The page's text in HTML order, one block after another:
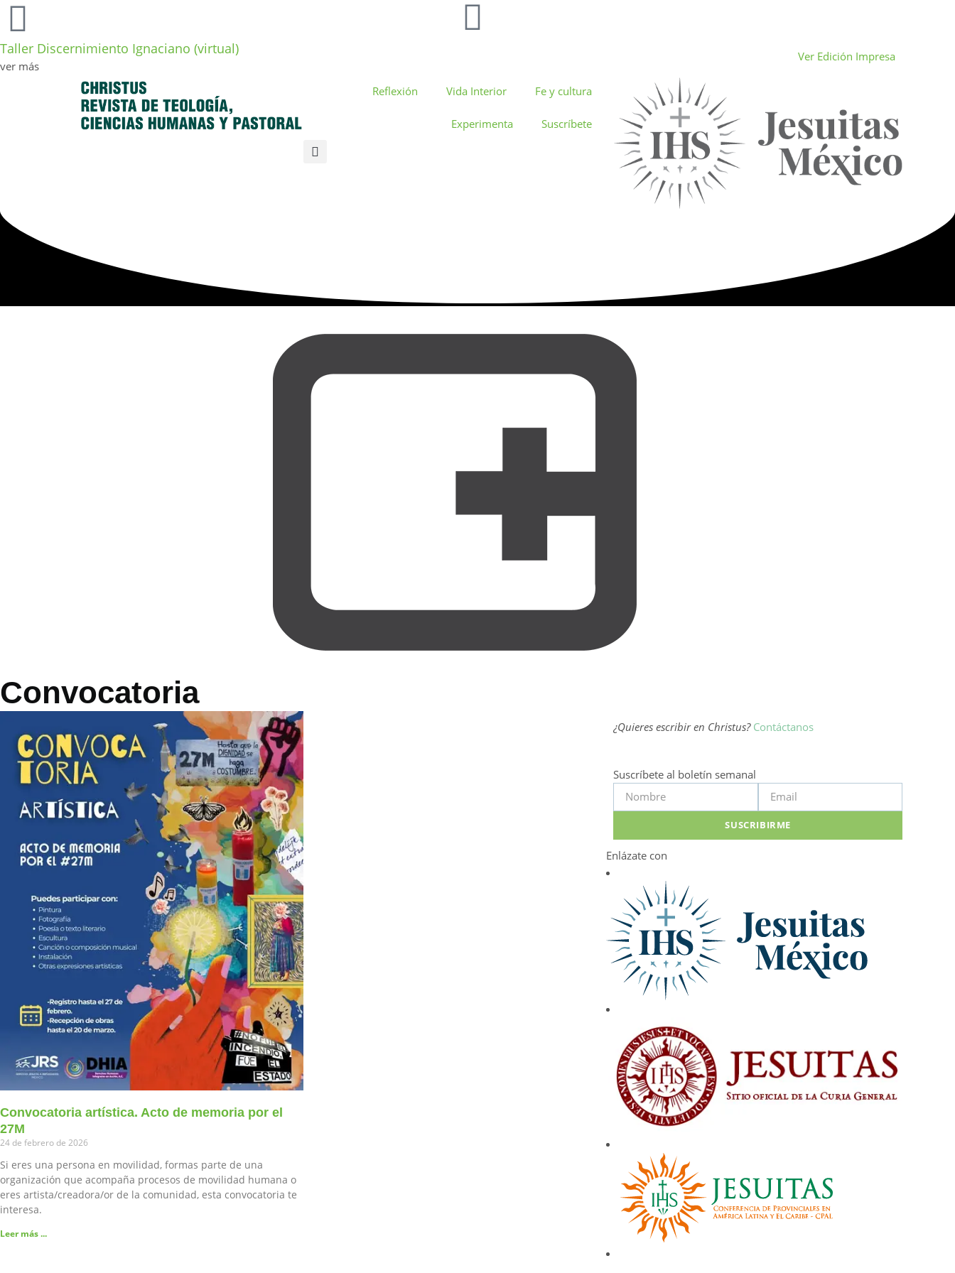
Taller Discernimiento Ignaciano (virtual)
ver más
Ver Edición Impresa
Reflexión Vida Interior Fe y cultura
Experimenta Suscríbete
Convocatoria
Convocatoria artística. Acto de memoria por el
27M
24 de febrero de 2026
Si eres una persona en movilidad, formas parte de una
organización que acompaña procesos de movilidad humana o
eres artista/creadora/or de la comunidad, esta convocatoria te
interesa.
Leer más ...
¿Quieres escribir en Christus? Contáctanos
Suscríbete al boletín semanal
SUSCRIBIRME
Enlázate con